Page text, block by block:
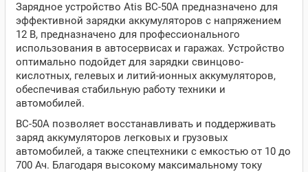
Зарядное устройство Atis BC-50A предназначено для
эффективной зарядки аккумуляторов с напряжением
12 В, предназначено для профессионального
использования в автосервисах и гаражах. Устройство
оптимально подойдет для зарядки свинцово-
кислотных, гелевых и литий-ионных аккумуляторов,
обеспечивая стабильную работу техники и
автомобилей.
BC-50A позволяет восстанавливать и поддерживать
заряд аккумуляторов легковых и грузовых
автомобилей, а также спецтехники с емкостью от 10 до
700 Ач. Благодаря высокому максимальному току